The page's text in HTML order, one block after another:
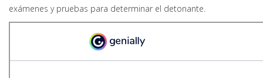
exámenes y pruebas para determinar el detonante.